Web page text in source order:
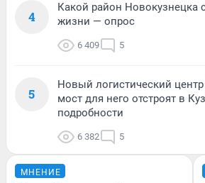
4
Какой район
жизни — опрос
6 409 5
5
Новый логистический
мост для него отстроят в
подробности
6 382 5
МНЕНИЕ